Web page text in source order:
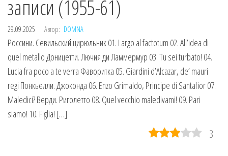
записи (1955-61)
29.09.2025 Автор: DOMNA
Россини. Севильский цирюльник 01. Largo al factotum 02. All’idea di
quel metallo Доницетти. Лючия ди Ламмермур 03. Tu sei turbato! 04.
Lucia fra poco a te verra Фаворитка 05. Giardini d’Alcazar, de’ mauri
regi Понкьелли. Джоконда 06. Enzo Grimaldo, Principe di Santafior 07.
Maledici? Верди. Риголетто 08. Quel vecchio maledivami! 09. Pari
siamo! 10. Figlia! […]
3